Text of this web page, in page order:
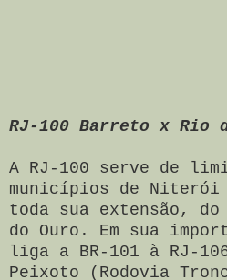
RJ-100 Barreto x Rio
A RJ-100 serve de
municípios de Niterói
toda sua extensão,
do Ouro. Em sua
liga a BR-101 à RJ-
Peixoto (Rodovia